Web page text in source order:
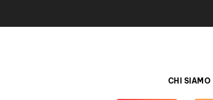
CHI SIAMO